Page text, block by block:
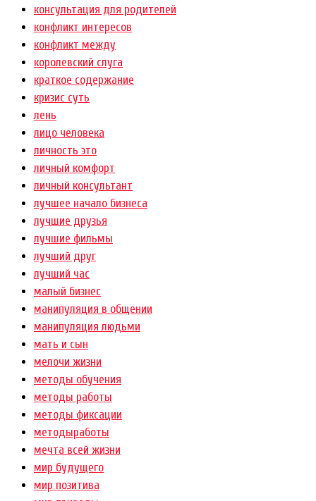
консультация для родителей
конфликт интересов
конфликт между
королевский слуга
краткое содержание
кризис суть
лень
лицо человека
личность это
личный комфорт
личный консультант
лучшее начало бизнеса
лучшие друзья
лучшие фильмы
лучший друг
лучший час
малый бизнес
манипуляция в общении
манипуляция людьми
мать и сын
мелочи жизни
методы обучения
методы работы
методы фиксации
методыработы
мечта всей жизни
мир будущего
мир позитива